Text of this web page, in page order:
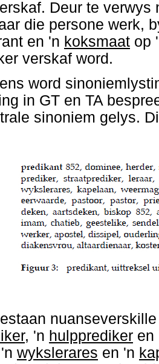
Deur te
die persone werk,
en 'n koksmaat op
verskaf word.
word
in GT en TA
sinoniem gelys.
, 'n hulpprediker
wykslerares en 'n